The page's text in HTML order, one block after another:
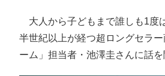
大人から子どもまで誰しも1度
半世紀以上が経つ超ロングセラ
ーム」担当者・池澤圭さんに話を